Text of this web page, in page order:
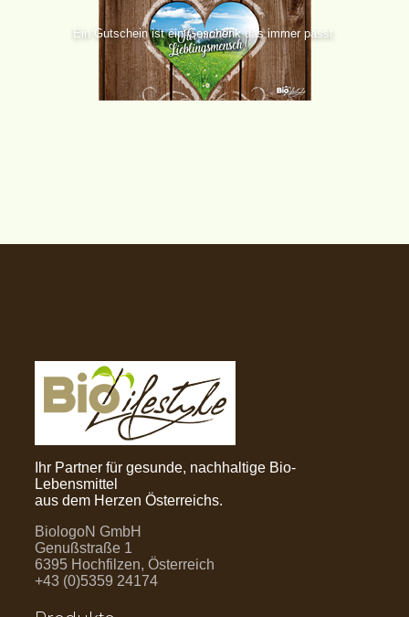
Ein Gutschein ist ein Geschenk das immer passt.
Ihr Partner für gesunde, nachhaltige Bio-
Lebensmittel
aus dem Herzen Österreichs.
BiologoN GmbH
Genußstraße 1
6395 Hochfilzen, Österreich
+43 (0)5359 24174